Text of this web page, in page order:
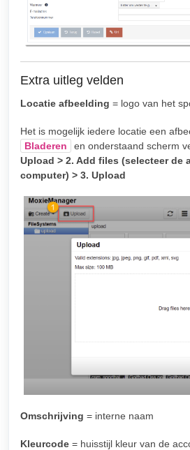
Extra uitleg velden
Locatie afbeelding = logo van het
Het is mogelijk iedere locatie een
Bladeren
en onderstaand scherm
Upload > 2. Add files (selecteer de
computer) > 3. Upload
Omschrijving = interne naam
Kleurcode = huisstijl kleur van de